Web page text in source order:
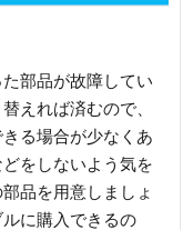
部品が故障してい
えれば済むので、
る場合が少なくあ
をしないよう気を
品を用意しましょ
に購入できるの